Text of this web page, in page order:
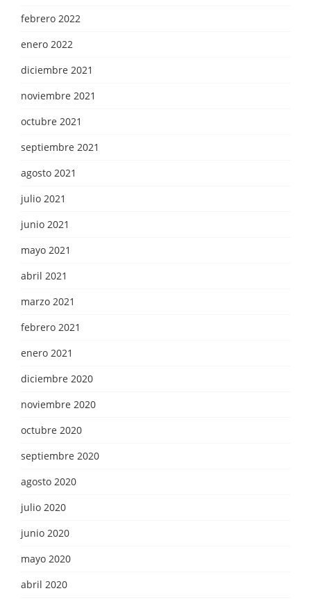
febrero 2022
enero 2022
diciembre 2021
noviembre 2021
octubre 2021
septiembre 2021
agosto 2021
julio 2021
junio 2021
mayo 2021
abril 2021
marzo 2021
febrero 2021
enero 2021
diciembre 2020
noviembre 2020
octubre 2020
septiembre 2020
agosto 2020
julio 2020
junio 2020
mayo 2020
abril 2020